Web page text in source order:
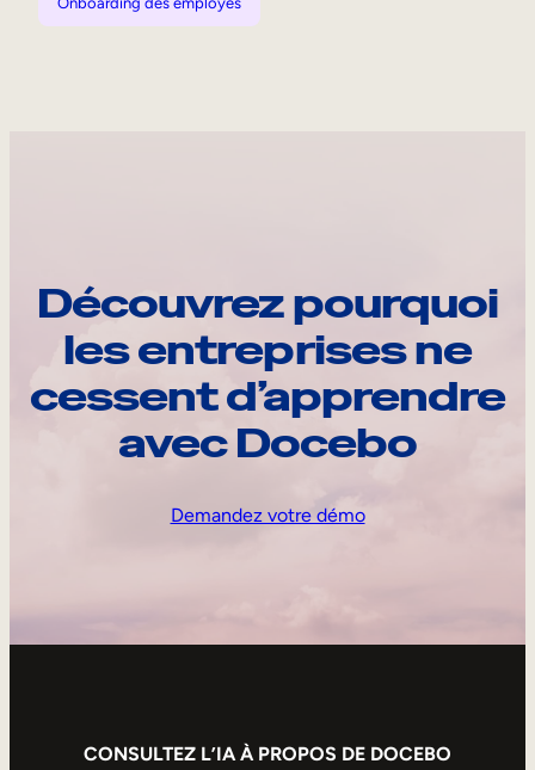
Découvrez pourquoi
les entreprises ne
cessent d’apprendre
avec Docebo
Demandez votre démo
CONSULTEZ L’IA À PROPOS DE DOCEBO